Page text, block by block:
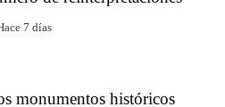
7 días
monumentos históricos